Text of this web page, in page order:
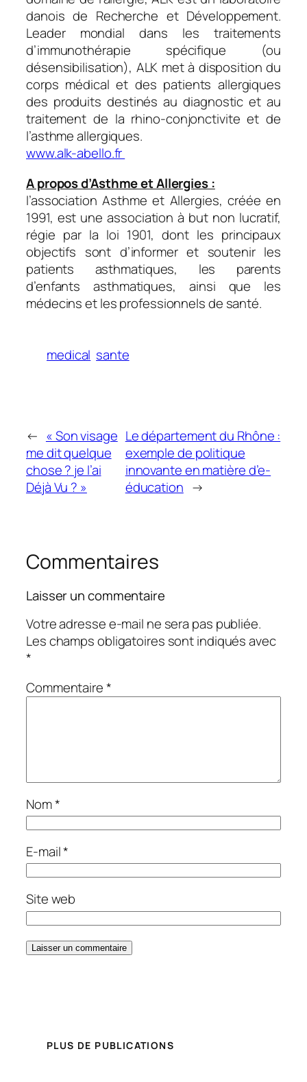
danois de Recherche et Développement.
Leader mondial dans les traitements
d’immunothérapie spécifique (ou
désensibilisation), ALK met à disposition du
corps médical et des patients allergiques
des produits destinés au diagnostic et au
traitement de la rhino-conjonctivite et de
l’asthme allergiques.
www.alk-abello.fr
A propos d’Asthme et Allergies :
l’association Asthme et Allergies, créée en
1991, est une association à but non lucratif,
régie par la loi 1901, dont les principaux
objectifs sont d’informer et soutenir les
patients asthmatiques, les parents
d’enfants asthmatiques, ainsi que les
médecins et les professionnels de santé.
medical sante
← « Son visage
me dit quelque
chose ? je l’ai
Déjà Vu ? »
Le département du Rhône :
exemple de politique
innovante en matière d’e-
éducation →
Commentaires
Laisser un commentaire
Votre adresse e-mail ne sera pas publiée.
Les champs obligatoires sont indiqués avec
*
Commentaire*
Nom*
E-mail*
Site web
PLUS DE PUBLICATIONS